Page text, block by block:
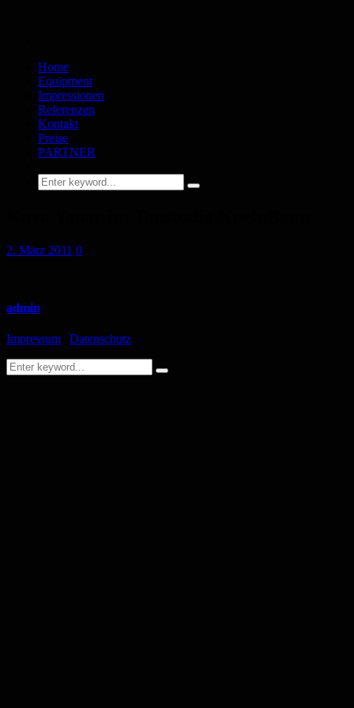
Home
Equipment
Impressionen
Referenzen
Kontakt
Preise
PARTNER
2. März 2011 0
admin
Impressum Datenschutz